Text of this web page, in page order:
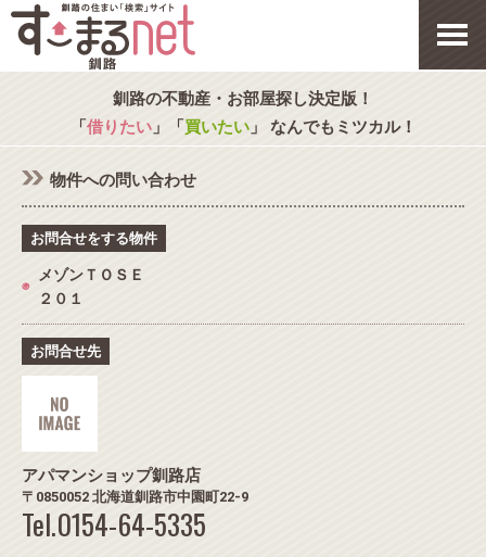
釧路の不動産・お部屋探し決定版！
「借りたい」「買いたい」 なんでもミツカル！
物件への問い合わせ
お問合せをする物件
◉
メゾンＴＯＳＥ
２０１
お問合せ先
アパマンショップ釧路店
〒0850052 北海道釧路市中園町22-9
Tel.0154-64-5335